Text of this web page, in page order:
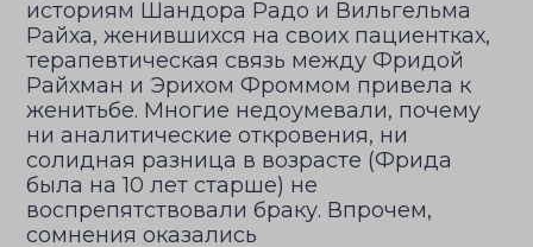
историям Шандора Радо и Вильгельма
Райха, женившихся на своих пациентках,
терапевтическая связь между Фридой
Райхман и Эрихом Фроммом привела к
женитьбе. Многие недоумевали, почему
ни аналитические откровения, ни
солидная разница в возрасте (Фрида
была на 10 лет старше) не
воспрепятствовали браку. Впрочем,
сомнения оказались